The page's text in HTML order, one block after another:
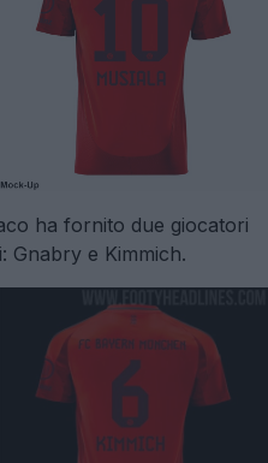
ha fornito due giocatori
Gnabry e Kimmich.